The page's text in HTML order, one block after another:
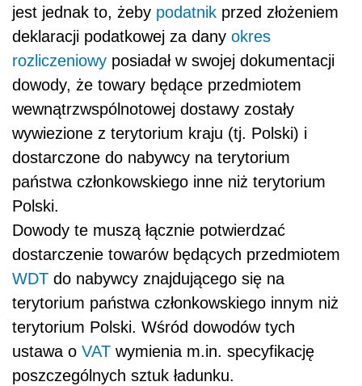
jest jednak to, żeby podatnik przed złożeniem
deklaracji podatkowej za dany okres
rozliczeniowy posiadał w swojej dokumentacji
dowody, że towary będące przedmiotem
wewnątrzwspólnotowej dostawy zostały
wywiezione z terytorium kraju (tj. Polski) i
dostarczone do nabywcy na terytorium
państwa członkowskiego inne niż terytorium
Polski.
Dowody te muszą łącznie potwierdzać
dostarczenie towarów będących przedmiotem
WDT do nabywcy znajdującego się na
terytorium państwa członkowskiego innym niż
terytorium Polski. Wśród dowodów tych
ustawa o VAT wymienia m.in. specyfikację
poszczególnych sztuk ładunku.